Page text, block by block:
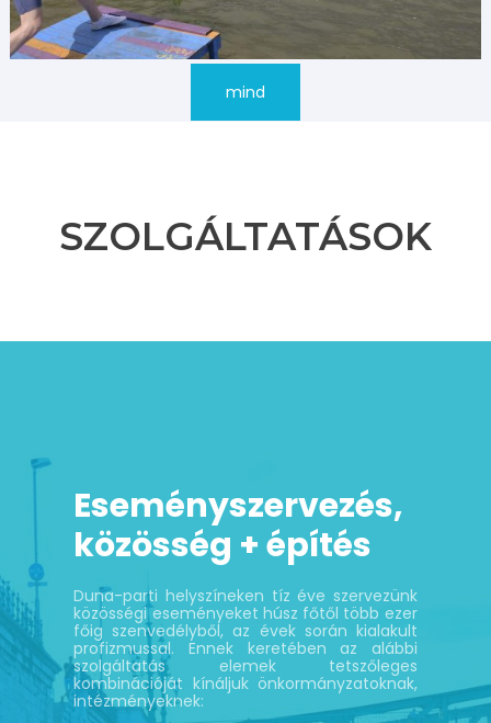
mind
SZOLGÁLTATÁSOK
Eseményszervezés,
közösség + építés
Duna-parti helyszíneken tíz éve szervezünk
közösségi eseményeket húsz főtől több ezer
főig szenvedélyből, az évek során kialakult
profizmussal. Ennek keretében az alábbi
szolgáltatás elemek tetszőleges
kombinációját kínáljuk önkormányzatoknak,
intézményeknek: